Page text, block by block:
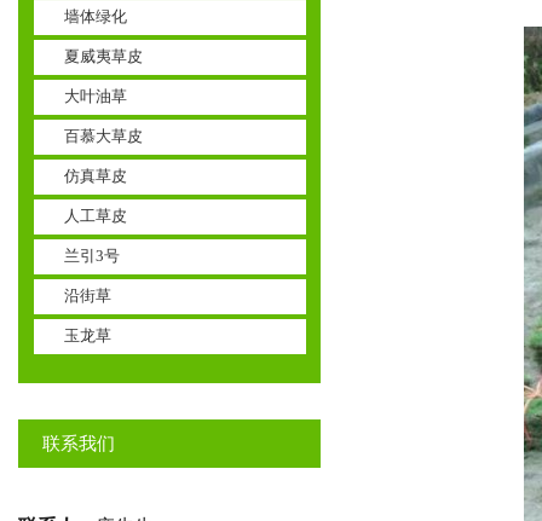
墙体绿化
夏威夷草皮
大叶油草
百慕大草皮
仿真草皮
人工草皮
兰引3号
沿街草
玉龙草
联系我们